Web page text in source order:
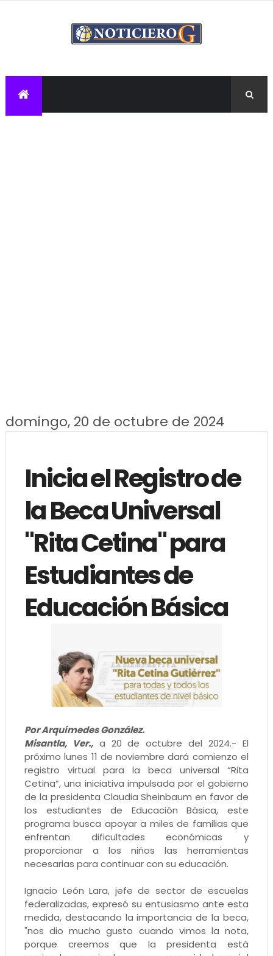
domingo, 20 de octubre de 2024
Inicia el Registro de
la Beca Universal
"Rita Cetina" para
Estudiantes de
Educación Básica
Por Arquímedes González.
Misantla, Ver.,a 20 de octubre del 2024.- El
próximo lunes 11 de noviembre dará comienzo el
registro virtual para la beca universal “Rita
Cetina”, una iniciativa impulsada por el gobierno
de la presidenta Claudia Sheinbaum en favor de
los estudiantes de Educación Básica, este
programa busca apoyar a miles de familias que
enfrentan dificultades económicas y
proporcionar a los niños las herramientas
necesarias para continuar con su educación.
Ignacio León Lara, jefe de sector de escuelas
federalizadas, expresó su entusiasmo ante esta
medida, destacando la importancia de la beca,
"nos dio mucho gusto cuando vimos la nota,
porque creemos que la presidenta está